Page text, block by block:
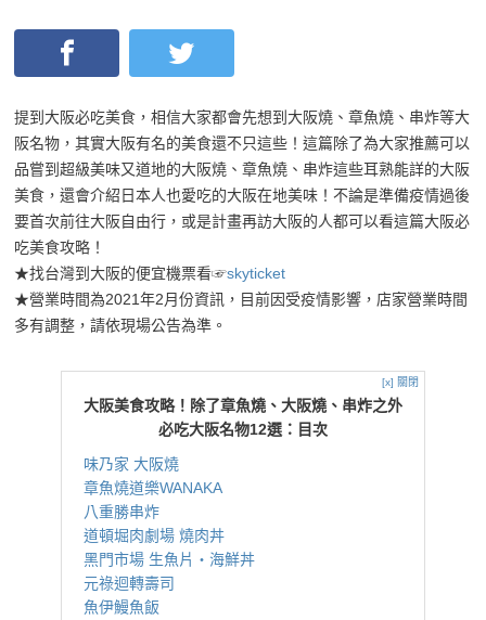
提到大阪必吃美食，相信大家都會先想到大阪燒、章魚燒、串炸等大
阪名物，其實大阪有名的美食還不只這些！這篇除了為大家推薦可以
品嘗到超級美味又道地的大阪燒、章魚燒、串炸這些耳熟能詳的大阪
美食，還會介紹日本人也愛吃的大阪在地美味！不論是準備疫情過後
要首次前往大阪自由行，或是計畫再訪大阪的人都可以看這篇大阪必
吃美食攻略！
★找台灣到大阪的便宜機票看☞skyticket
★營業時間為2021年2月份資訊，目前因受疫情影響，店家營業時間
多有調整，請依現場公告為準。
[x] 關閉
大阪美食攻略！除了章魚燒、大阪燒、串炸之外
必吃大阪名物12選：目次
味乃家 大阪燒
章魚燒道樂WANAKA
八重勝串炸
道頓堀肉劇場 燒肉丼
黑門市場 生魚片・海鮮丼
元祿迴轉壽司
魚伊鰻魚飯